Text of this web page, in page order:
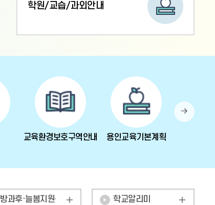
학원/교습/과외안내
교육환경보호구역안내 용인교육기본계획
다
방과후·늘봄지원센터 학교알리미